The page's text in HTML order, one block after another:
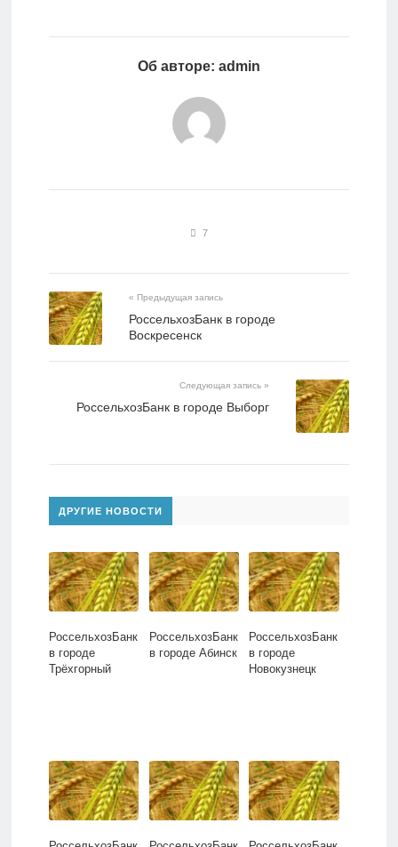
Об авторе: admin
7
« Предыдущая запись
РоссельхозБанк в городе
Воскресенск
Следующая запись »
РоссельхозБанк в городе Выборг
ДРУГИЕ НОВОСТИ
РоссельхозБанк
в городе
Трёхгорный
РоссельхозБанк
в городе Абинск
РоссельхозБанк
в городе
Новокузнецк